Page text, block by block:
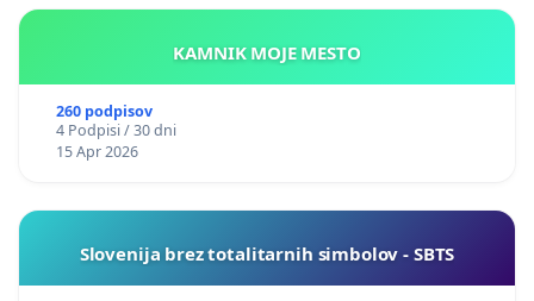
KAMNIK MOJE MESTO
260 podpisov
4 Podpisi / 30 dni
15 Apr 2026
Slovenija brez totalitarnih simbolov - SBTS